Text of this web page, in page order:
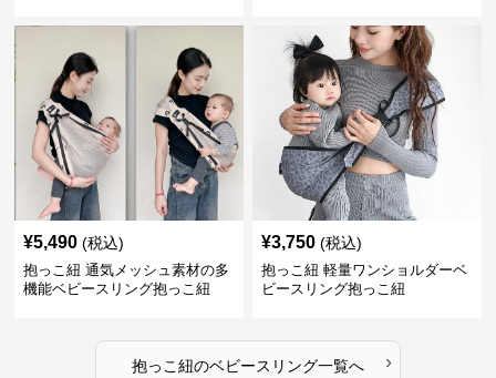
¥5,490 (税込)
抱っこ紐 通気メッシュ素材の多
機能ベビースリング抱っこ紐
¥3,750 (税込)
抱っこ紐 軽量ワンショルダーベ
ビースリング抱っこ紐
抱っこ紐のベビースリング一覧へ ›